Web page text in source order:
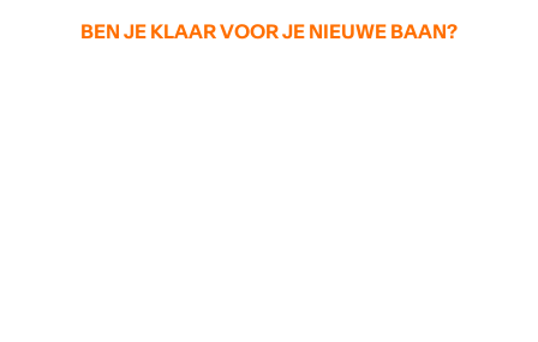
BEN JE KLAAR VOOR JE NIEUWE BAAN?